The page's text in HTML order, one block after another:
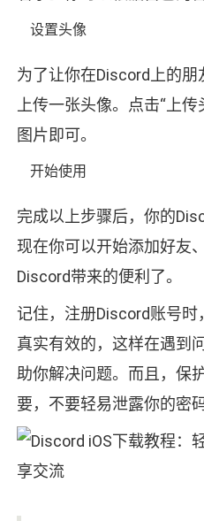
设置头像
为了让你在Discord上的
上传一张头像。点击“上
图片即可。
开始使用
完成以上步骤后，你的
现在你可以开始添加好友
Discord带来的便利了。
记住，注册Discord账号
真实有效的，这样在遇到
助你解决问题。而且，保
要，不要轻易泄露你的密